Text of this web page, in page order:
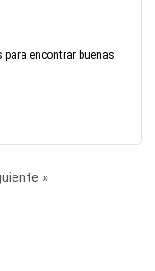
encontrar buenas
»